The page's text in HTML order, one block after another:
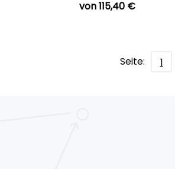
von 115,40 €
Seite: 1